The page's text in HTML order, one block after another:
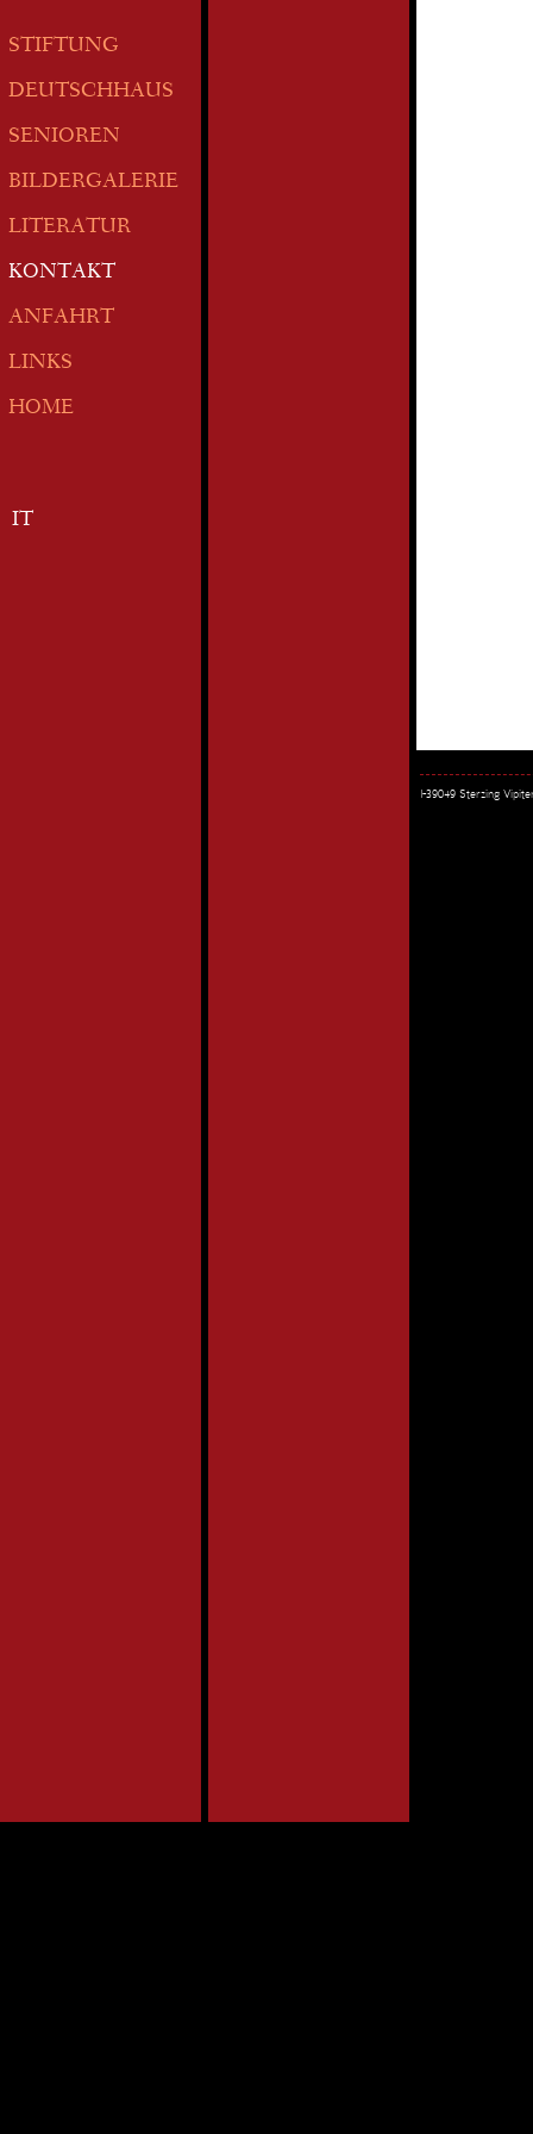
STIFTUNG
DEUTSCHHAUS
SENIOREN
BILDERGALERIE
LITERATUR
KONTAKT
ANFAHRT
LINKS
HOME
IT
I-39049 Sterzing